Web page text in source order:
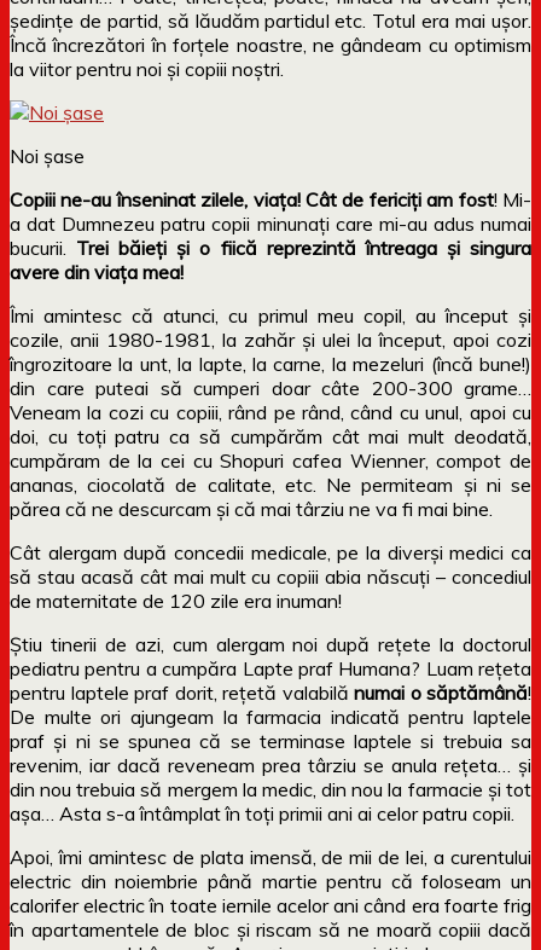
ședințe de partid, să lăudăm partidul etc. Totul era mai ușor.
Încă încrezători în forțele noastre, ne gândeam cu optimism
la viitor pentru noi și copiii noștri.
Noi șase
Copiii ne-au înseninat zilele, viața! Cât de fericiți am fost! Mi-
a dat Dumnezeu patru copii minunați care mi-au adus numai
bucurii. Trei băieți și o fiică reprezintă întreaga și singura
avere din viața mea!
Îmi amintesc că atunci, cu primul meu copil, au început și
cozile, anii 1980-1981, la zahăr și ulei la început, apoi cozi
îngrozitoare la unt, la lapte, la carne, la mezeluri (încă bune!)
din care puteai să cumperi doar câte 200-300 grame…
Veneam la cozi cu copiii, rând pe rând, când cu unul, apoi cu
doi, cu toți patru ca să cumpărăm cât mai mult deodată,
cumpăram de la cei cu Shopuri cafea Wienner, compot de
ananas, ciocolată de calitate, etc. Ne permiteam și ni se
părea că ne descurcam și că mai târziu ne va fi mai bine.
Cât alergam după concedii medicale, pe la diverși medici ca
să stau acasă cât mai mult cu copiii abia născuți – concediul
de maternitate de 120 zile era inuman!
Știu tinerii de azi, cum alergam noi după rețete la doctorul
pediatru pentru a cumpăra Lapte praf Humana? Luam rețeta
pentru laptele praf dorit, rețetă valabilă numai o săptămână!
De multe ori ajungeam la farmacia indicată pentru laptele
praf și ni se spunea că se terminase laptele si trebuia sa
revenim, iar dacă reveneam prea târziu se anula rețeta… și
din nou trebuia să mergem la medic, din nou la farmacie și tot
așa… Asta s-a întâmplat în toți primii ani ai celor patru copii.
Apoi, îmi amintesc de plata imensă, de mii de lei, a curentului
electric din noiembrie până martie pentru că foloseam un
calorifer electric în toate iernile acelor ani când era foarte frig
în apartamentele de bloc și riscam să ne moară copiii dacă